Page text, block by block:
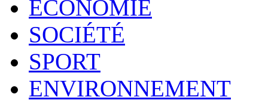
ECONOMIE
SOCIÉTÉ
SPORT
ENVIRONNEMENT